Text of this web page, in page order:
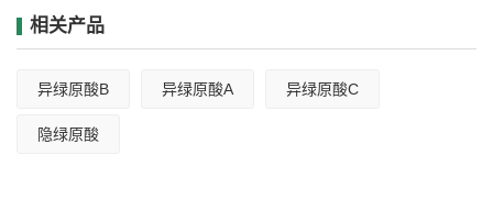
相关产品
异绿原酸B 异绿原酸A 异绿原酸C
隐绿原酸